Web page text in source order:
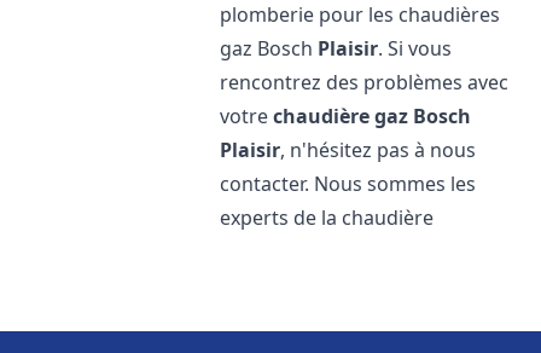
plomberie pour les chaudières
gaz Bosch Plaisir. Si vous
rencontrez des problèmes avec
votrechaudière gaz Bosch
Plaisir, n'hésitez pas à nous
contacter. Nous sommes les
experts de la chaudière